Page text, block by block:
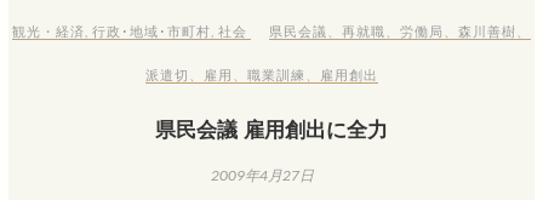
観光・経済 行政･地域･市町村 社会 県民会議 再就職 労働局 森川善樹
派遣切 雇用 、職業訓練 雇用創出
県民会議 雇用創出に全力
2009年4月27日